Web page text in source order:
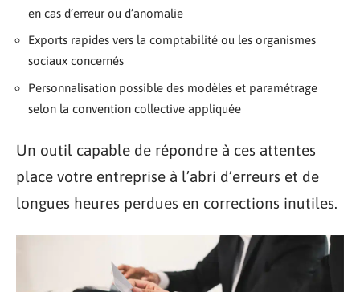
en cas d’erreur ou d’anomalie
Exports rapides vers la comptabilité ou les organismes
sociaux concernés
Personnalisation possible des modèles et paramétrage
selon la convention collective appliquée
Un outil capable de répondre à ces attentes
place votre entreprise à l’abri d’erreurs et de
longues heures perdues en corrections inutiles.